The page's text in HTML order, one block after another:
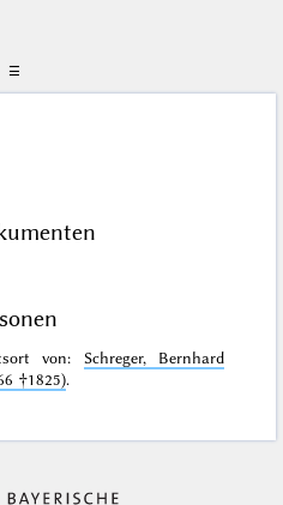
☰
von: Schreger, Bernhard
†1825).